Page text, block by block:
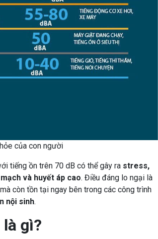
của con người
tiếng ồn trên 70 dB có thể gây ra stress,
và huyết áp cao. Điều đáng lo ngại là
còn tồn tại ngay bên trong các công trình
nội sinh.
gì?